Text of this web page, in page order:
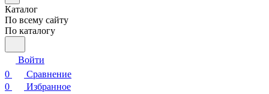
Каталог
По всему сайту
По каталогу
Войти
0
Сравнение
0
Избранное